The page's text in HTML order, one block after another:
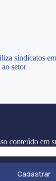
sindicatos
setor
conteúdo em
Cadastrar